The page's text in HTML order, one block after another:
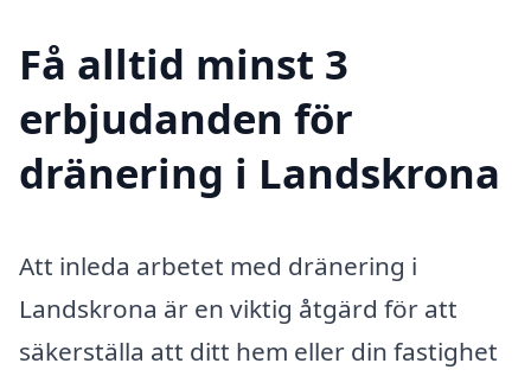
Få alltid minst 3
erbjudanden för
dränering i Landskrona
Att inleda arbetet med dränering i
Landskrona är en viktig åtgärd för att
säkerställa att ditt hem eller din fastighet